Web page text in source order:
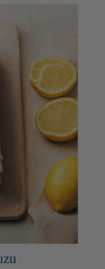
in Yuzu